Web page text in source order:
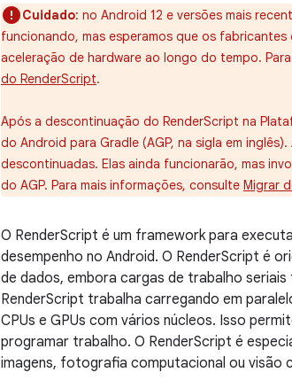
Cuidado: no Android 12 e versões mais
funcionando, mas esperamos que os
aceleração de hardware ao longo do tempo.
do RenderScript.
Após a descontinuação do RenderScript na
do Android para Gradle (AGP, na sigla em
descontinuadas. Elas ainda funcionarão, mas
do AGP. Para mais informações, consulte Migrar
O RenderScript é um framework para
desempenho no Android. O RenderScript é
de dados, embora cargas de trabalho
RenderScript trabalha carregando em
CPUs e GPUs com vários núcleos. Isso
programar trabalho. O RenderScript é
imagens, fotografia computacional ou visão